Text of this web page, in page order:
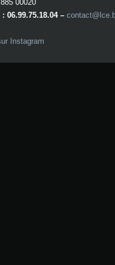
00020
06.99.75.18.04 –
Instagram